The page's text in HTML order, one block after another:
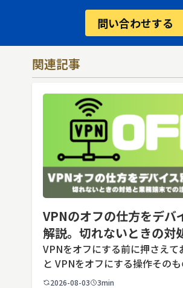
問い合わせする
関連記事
VPNのオフの仕方をデバ
解説。切れないときの対
端末での注意点
VPNをオフにする前に押さえて
と VPNをオフにする操作その
の端末でも数タップから数クリ
2026-08-03 3min